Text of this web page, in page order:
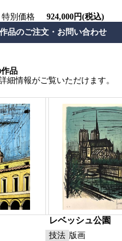
特別価格 924,000円(税込)
品
細情報がご覧いただけます。
レベッシュ公園
技法 版画